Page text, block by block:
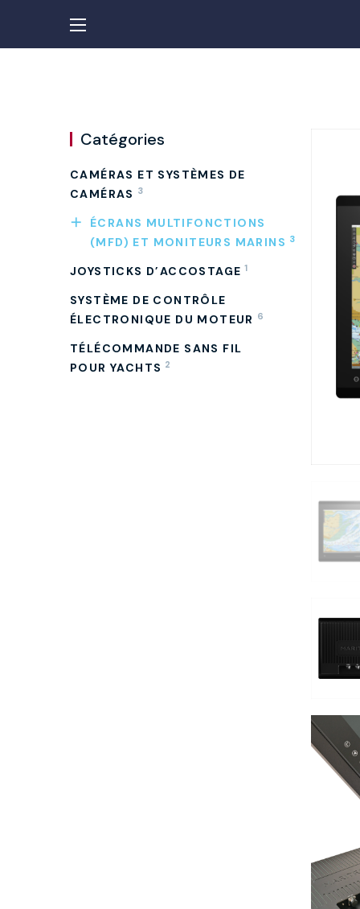
Catégories
CAMÉRAS ET SYSTÈMES DE
CAMÉRAS 3
ÉCRANS MULTIFONCTIONS
(MFD) ET MONITEURS MARINS 3
JOYSTICKS D’ACCOSTAGE 1
SYSTÈME DE CONTRÔLE
ÉLECTRONIQUE DU MOTEUR 6
TÉLÉCOMMANDE SANS FIL
POUR YACHTS 2